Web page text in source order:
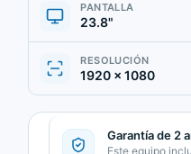
PANTALLA
23.8"
RESOLUCIÓN
1920 × 1080
Garantía de 2
Este equipo